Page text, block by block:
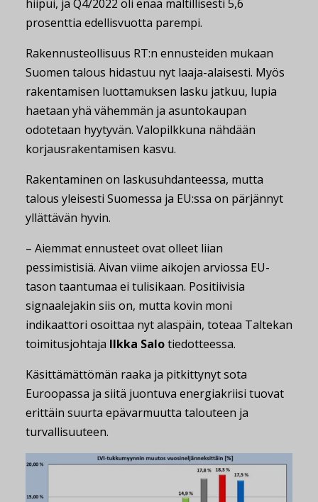
hiipui, ja Q4/2022 oli enää maltillisesti 5,6
prosenttia edellisvuotta parempi.
Rakennusteollisuus RT:n ennusteiden mukaan
Suomen talous hidastuu nyt laaja-alaisesti. Myös
rakentamisen luottamuksen lasku jatkuu, lupia
haetaan yhä vähemmän ja asuntokaupan
odotetaan hyytyvän. Valopilkkuna nähdään
korjausrakentamisen kasvu.
Rakentaminen on laskusuhdanteessa, mutta
talous yleisesti Suomessa ja EU:ssa on pärjännyt
yllättävän hyvin.
– Aiemmat ennusteet ovat olleet liian
pessimistisiä. Aivan viime aikojen arviossa EU-
tason taantumaa ei tulisikaan. Positiivisia
signaalejakin siis on, mutta kovin moni
indikaattori osoittaa nyt alaspäin, toteaa Taltekan
toimitusjohtaja Ilkka Salotiedotteessa.
Käsittämättömän raaka ja pitkittynyt sota
Euroopassa ja siitä juontuva energiakriisi tuovat
erittäin suurta epävarmuutta talouteen ja
turvallisuuteen.